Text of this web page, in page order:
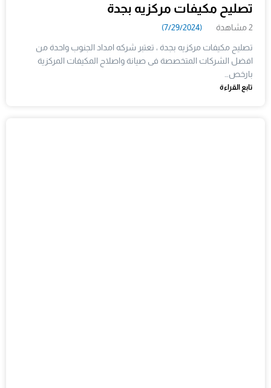
تصليح مكيفات مركزيه بجدة
2 مشاهدة (7/29/2024)
تصليح مكيفات مركزيه بجدة ، تعتبر شركه امداد الجنوب واحدة من
افضل الشركات المتخصصة فى صيانة واصلاح المكيفات المركزية
بارخص…
تابع القراءة